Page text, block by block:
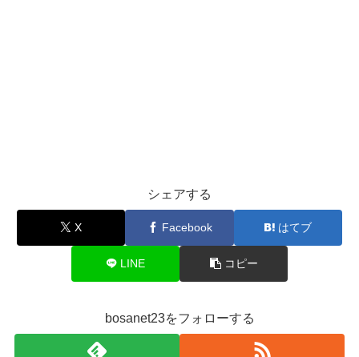
シェアする
X Facebook はてブ
LINE コピー
bosanet23をフォローする